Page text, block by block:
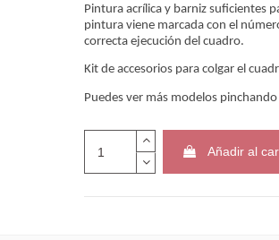
Pintura acrílica y barniz suficientes
pintura viene marcada con el
correcta ejecución del cuadro.
Kit de accesorios para colgar el
Puedes ver más modelos pinchando
Añadir al